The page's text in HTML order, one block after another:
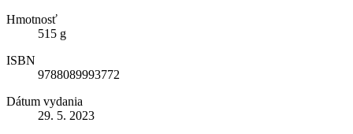
Hmotnosť
515 g
ISBN
9788089993772
Dátum vydania
29. 5. 2023